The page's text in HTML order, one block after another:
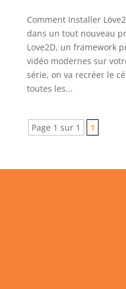
Comment Installer
dans un tout nouveau
Love2D, un framework
vidéo modernes sur
série, on va recréer le
toutes les...
Page 1 sur 1 1